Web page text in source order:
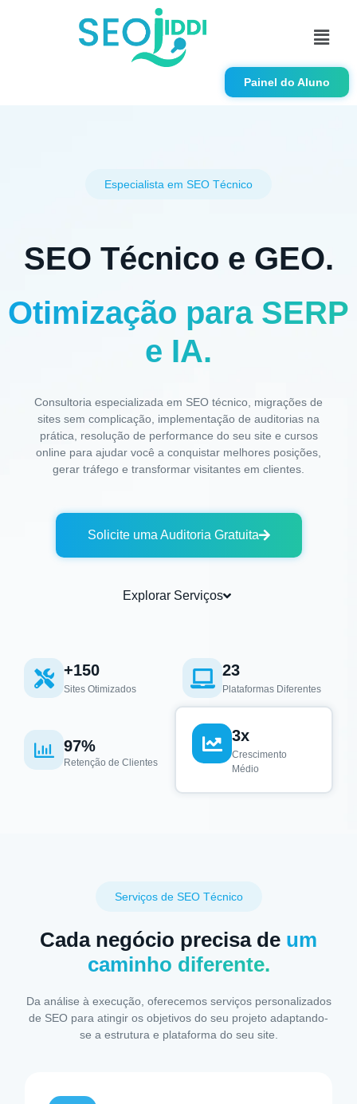
Painel do Aluno
Especialista em SEO Técnico
SEO Técnico e GEO.
Otimização para SERP
e IA.
Consultoria especializada em SEO técnico, migrações de
sites sem complicação, implementação de auditorias na
prática, resolução de performance do seu site e cursos
online para ajudar você a conquistar melhores posições,
gerar tráfego e transformar visitantes em clientes.
Solicite uma Auditoria Gratuita
Explorar Serviços
+150
Sites Otimizados
23
Plataformas Diferentes
97%
Retenção de Clientes
3x
Crescimento
Médio
Serviços de SEO Técnico
Cada negócio precisa de um
caminho diferente.
Da análise à execução, oferecemos serviços personalizados
de SEO para atingir os objetivos do seu projeto adaptando-
se a estrutura e plataforma do seu site.